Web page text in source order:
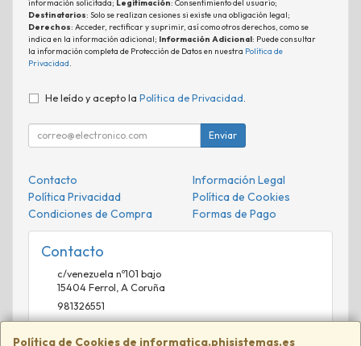
Política de Cookies de informatica.phisistemas.es
información solicitada; Legitimación: Consentimiento del usuario;
Destinatarios: Solo se realizan cesiones si existe una obligación legal;
Derechos: Acceder, rectificar y suprimir, así como otros derechos, como se
indica en la información adicional; Información Adicional: Puede consultar
la información completa de Protección de Datos en nuestra Política de
Privacidad.
He leído y acepto la Política de Privacidad
Enviar
Contacto
Información Legal
Política Privacidad
Política de Cookies
Condiciones de Compra
Formas de Pago
Contacto
c/venezuela nº101 bajo
15404Ferrol A Coruña
981326551
comercial@phisistemas.es